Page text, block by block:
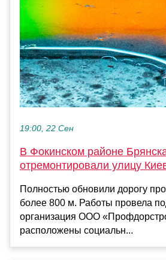
19:00, 22 Сен
В Фокинском районе
отремонтировали улицу
Полностью обновили дорогу
более 800 м. Работы провела
организация ООО
расположены социальн...